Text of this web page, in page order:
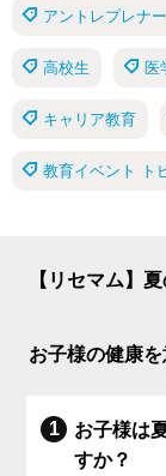
アントレプレナ
高校生 医
キャリア教育
教育イベント ト
【リセマム】
お子様の健康
お子様は
すか？